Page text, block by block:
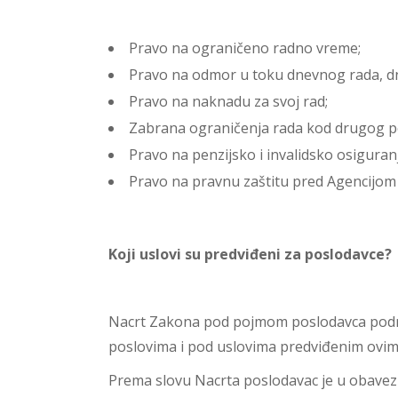
Pravo na ograničeno radno vreme;
Pravo na odmor u toku dnevnog rada,
Pravo na naknadu za svoj rad;
Zabrana ograničenja rada kod drugog
Pravo na penzijsko i invalidsko
Pravo na pravnu zaštitu pred
Koji uslovi su predviđeni za poslodavce?
Nacrt Zakona pod pojmom poslodavca
poslovima i pod uslovima predviđenim
Prema slovu Nacrta poslodavac je u